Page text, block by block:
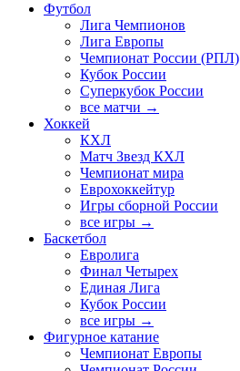
Футбол
Лига Чемпионов
Лига Европы
Чемпионат России (РПЛ)
Кубок России
Суперкубок России
все матчи →
Хоккей
КХЛ
Матч Звезд КХЛ
Чемпионат мира
Еврохоккейтур
Игры сборной России
все игры →
Баскетбол
Евролига
Финал Четырех
Единая Лига
Кубок России
все игры →
Фигурное катание
Чемпионат Европы